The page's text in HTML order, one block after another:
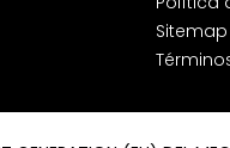
Sitemap